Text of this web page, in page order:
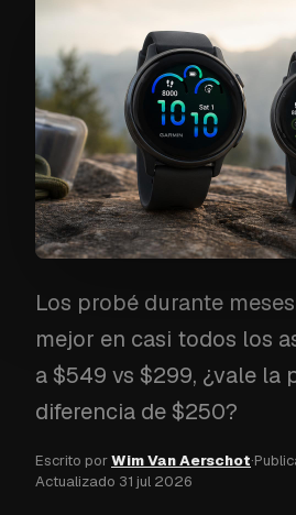
Los probé durante
mejor en casi todos los
a $549 vs $299, ¿vale la
diferencia de $250?
Escrito porWim Van Aerschot·
Actualizado 31 jul 2026